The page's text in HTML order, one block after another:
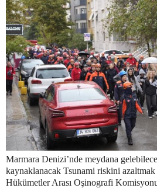
Marmara Denizi’nde meydana
kaynaklanacak Tsunami riskini
Hükümetler Arası Oşinografi